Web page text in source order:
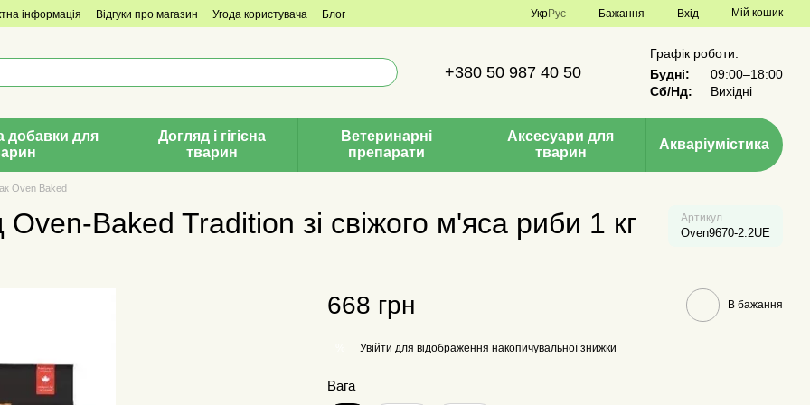
інформація Відгуки про магазин Угода користувача Блог УкрРус Бажання Вхід Мій кошик
+380 50 987 40 50
Графік роботи:
Будні:
09:00–18:00
Сб/Нд:
Вихідні
добавки для
Догляд і гігієна
тварин
Ветеринарні
препарати
Аксесуари для
тварин
Акваріумістика
Oven Baked
Baked Tradition зі свіжого м'яса риби 1 кг Артикул
Oven9670-2.2UE
668 грн В бажання
Увійти для відображення накопичувальної знижки
Вага